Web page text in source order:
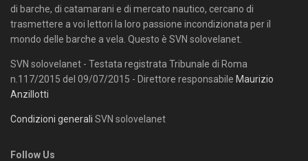
di barche, di catamarani e di mercato nautico, cercano di
trasmettere a voi lettori la loro passione incondizionata per il
mondo delle barche a vela. Questo è SVN solovelanet.
SVN solovelanet - Testata registrata Tribunale di Roma
n.117/2015 del 09/07/2015 - Direttore responsabile Maurizio
Anzillotti
Condizioni generali SVN solovelanet
Follow Us